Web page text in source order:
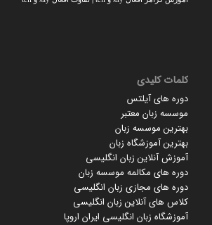
کلمات کلیدی
دوره های آیلتس
موسسه زبان معتبر
بهترین موسسه زبان
بهترین آموزشگاه زبان
آموزش آنلاین زبان انگلیسی
دوره های مکالمه موسسه زبان
دوره های مجازی زبان انگلیسی
کلاس های آنلاین زبان انگلیسی
آموزشگاه زبان انگلیسی ایران اروپا